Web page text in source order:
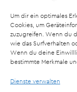
Um dir ein optimales
Cookies, um
zuzugreifen. Wenn du
wie das Surfverhalten
Wenn du deine
bestimmte Merkmale
Dienste verwalten